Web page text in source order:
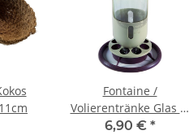
Fontaine /
Volierentränke Glas 1l
braun
6,90 € *